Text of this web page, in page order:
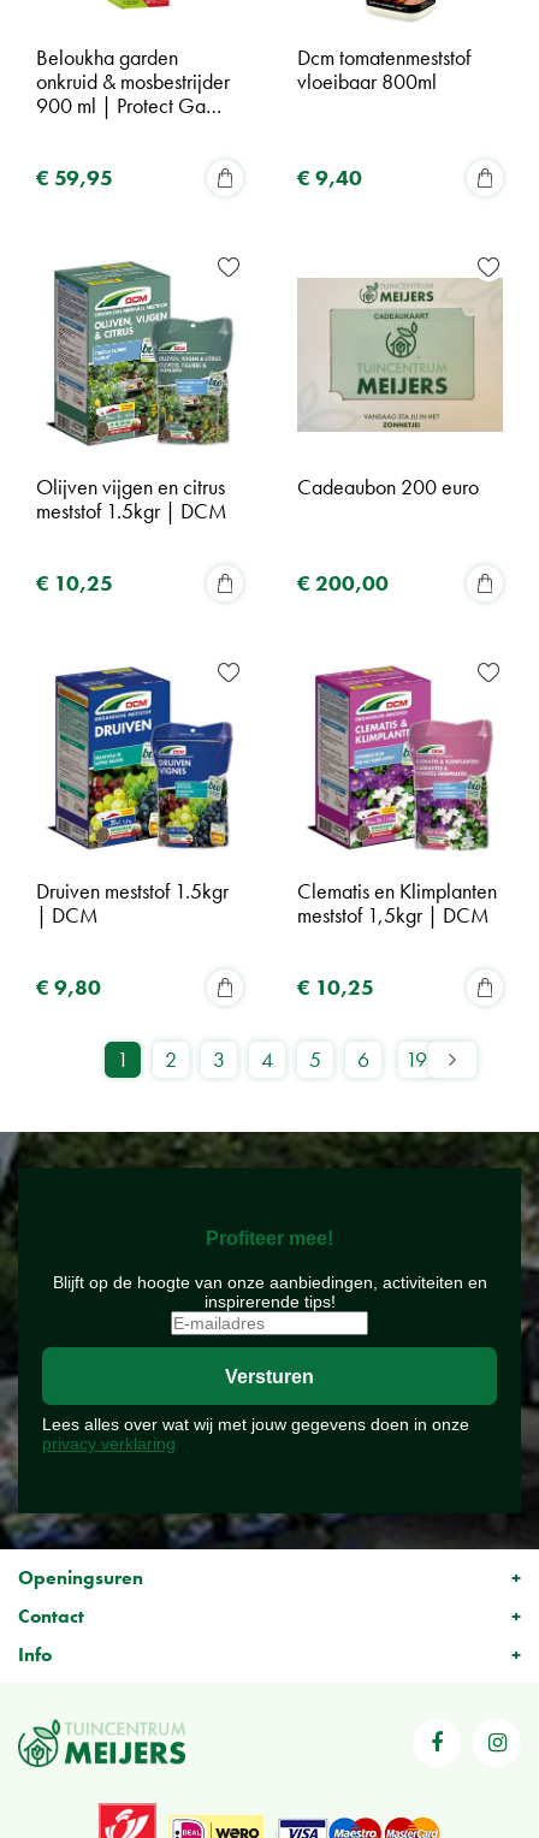
Beloukha garden
onkruid & mosbestrijder
900 ml | Protect Ga…
€ 59,95
Dcm tomatenmeststof
vloeibaar 800ml
€ 9,40
Olijven vijgen en citrus
meststof 1.5kgr | DCM
€ 10,25
Cadeaubon 200 euro
€ 200,00
Druiven meststof 1.5kgr
| DCM
€ 9,80
Clematis en Klimplanten
meststof 1,5kgr | DCM
€ 10,25
1 2 3 4 5 6 19
Profiteer mee!
Blijft op de hoogte van onze aanbiedingen, activiteiten en
inspirerende tips!
Lees alles over wat wij met jouw gegevens doen in onze
privacy verklaring
Openingsuren
Contact
Info